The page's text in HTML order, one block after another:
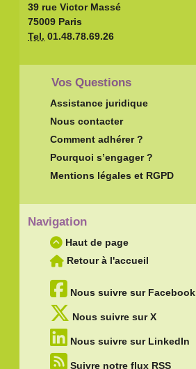
39 rue Victor Massé
75009 Paris
Tel. 01.48.78.69.26
Vos Questions
Assistance juridique
Nous contacter
Comment adhérer ?
Pourquoi s’engager ?
Mentions légales et RGPD
Navigation
Haut de page
Retour à l'accueil
Nous suivre sur Facebook
Nous suivre sur X
Nous suivre sur LinkedIn
Suivre notre flux RSS